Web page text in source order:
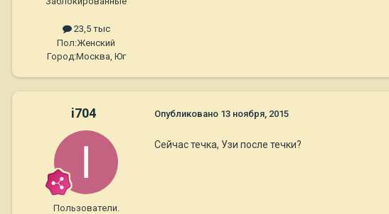
23,5 тыс
Пол:Женский
Город:Москва, Юг
i704
Пользователи.
Опубликовано 13 ноября, 2015
Сейчас течка, Узи после течки?